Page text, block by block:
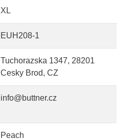
XL
EUH208-1
Tuchorazska 1347, 28201
Cesky Brod, CZ
info@buttner.cz
Peach